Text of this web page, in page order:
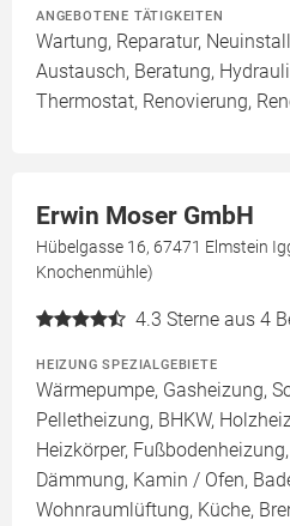
ANGEBOTENE TÄTIGKEITEN
Wartung, Reparatur,
Austausch, Beratung,
Thermostat, Renovierung,
Erwin Moser GmbH
Hübelgasse 16, 67471 Elmstein
Knochenmühle)
4.3 Sterne aus 4
HEIZUNG SPEZIALGEBIETE
Wärmepumpe, Gasheizung,
Pelletheizung, BHKW,
Heizkörper,
Dämmung, Kamin / Ofen,
Wohnraumlüftung, Küche,